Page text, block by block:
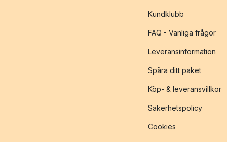
Kundklubb
FAQ - Vanliga frågor
Leveransinformation
Spåra ditt paket
Köp- & leveransvillkor
Säkerhetspolicy
Cookies